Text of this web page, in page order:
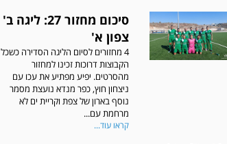
סיכום מחזור 27: ליגה ב'
צפון א'
4 מחזורים לסיום הליגה הסדירה כשכל
הקבוצות דרוכות זכינו למחזור
מהסרטים. יפיע מפתיע את עכו עם
ניצחון חוץ, כפר מנדא נועצת מסמר
נוסף בארון של צפת וקריית ים לא
מרחמת עם...
קראו עוד...